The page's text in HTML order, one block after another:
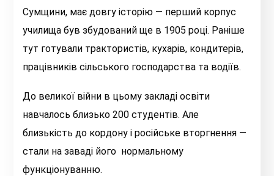
Сумщини, має довгу історію — перший корпус
училища був збудований ще в 1905 році. Раніше
тут готували трактористів, кухарів, кондитерів,
працівників сільського господарства та водіїв.
До великої війни в цьому закладі освіти
навчалось близько 200 студентів. Але
близькість до кордону і російське вторгнення —
стали на заваді його нормальному
функціонуванню.